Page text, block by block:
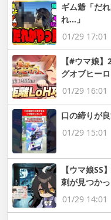
ギム爺「だ
れ…」
01/29 17:01
【#ウマ娘
グオブヒー
01/29 16:01
口の締りが
01/29 15:01
【ウマ娘SS
刺が見つか
01/29 14:01